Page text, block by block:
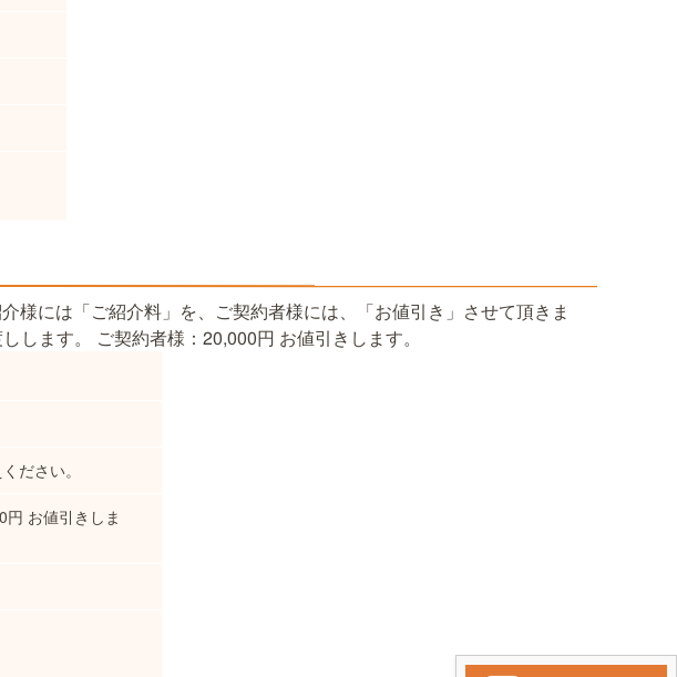
様には「ご紹介料」を、ご契約者様には、「お値引き」させて頂きま
ます。 ご契約者様：20,000円 お値引きします。
ださい。
お値引きしま